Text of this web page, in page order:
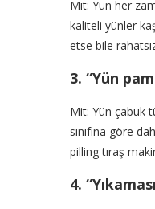
Mit: Yün her
kaliteli yünler
etse bile
3. “Yün
Mit: Yün çabuk
sınıfına göre
pilling tıraş
4.